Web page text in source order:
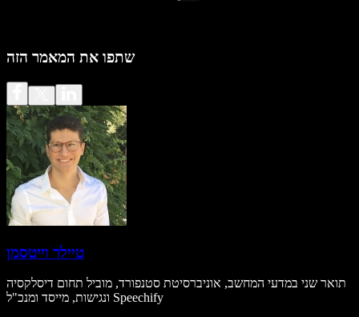
שתפו את המאמר הזה
טיילר וייטסמן
תואר שני במדעי המחשב, אוניברסיטת סטנפורד, מוביל תחום דיסלקסיה
ונגישות, מייסד ומנכ"ל Speechify